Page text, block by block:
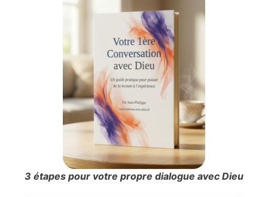
3 étapes pour votre propre dialogue avec Dieu